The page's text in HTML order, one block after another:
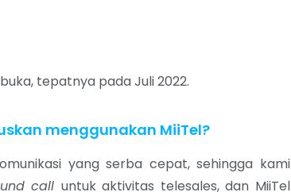
tepatnya pada Juli 2022.
menggunakan MiiTel?
yang serba cepat, sehingga kami
call untuk aktivitas telesales, dan MiiTel